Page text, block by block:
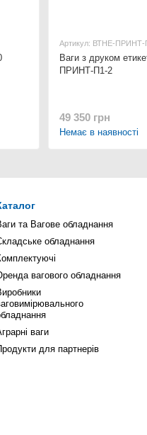
Артикул: ВТНЕ-ПРИНТ-
Ваги з друком
ПРИНТ-П1-2
49 350 грн
Немає в наявності
та Вагове обладнання
обладнання
вагового обладнання
ваги
для партнерів